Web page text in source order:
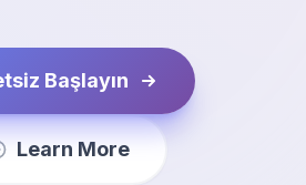
Başlayın
Learn More